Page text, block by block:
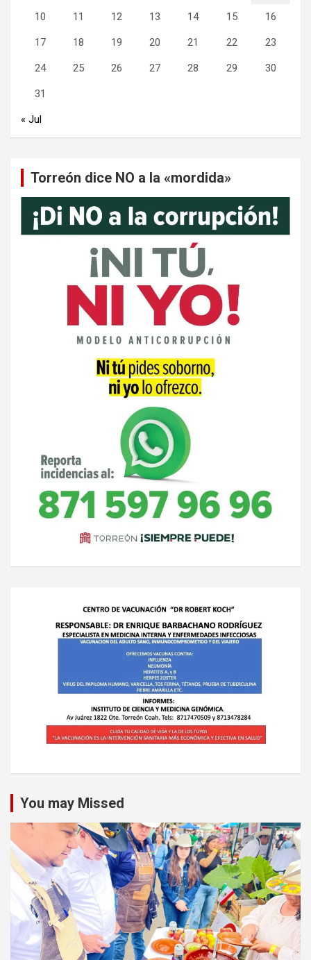
10 11 12 13 14 15 16
17 18 19 20 21 22 23
24 25 26 27 28 29 30
31
« Jul
Torreón dice NO a la «mordida»
You may Missed